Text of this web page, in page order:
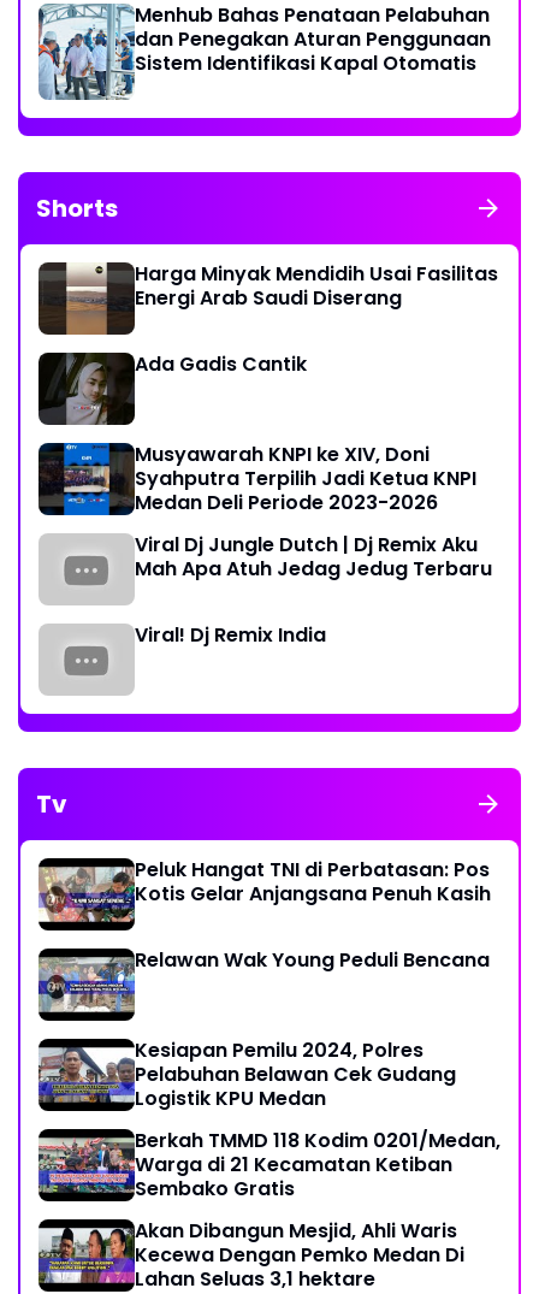
Menhub Bahas Penataan Pelabuhan
dan Penegakan Aturan Penggunaan
Sistem Identifikasi Kapal Otomatis
Shorts
Harga Minyak Mendidih Usai Fasilitas
Energi Arab Saudi Diserang
Ada Gadis Cantik
Musyawarah KNPI ke XIV, Doni
Syahputra Terpilih Jadi Ketua KNPI
Medan Deli Periode 2023-2026
Viral Dj Jungle Dutch | Dj Remix Aku
Mah Apa Atuh Jedag Jedug Terbaru
Viral! Dj Remix India
Tv
Peluk Hangat TNI di Perbatasan: Pos
Kotis Gelar Anjangsana Penuh Kasih
Relawan Wak Young Peduli Bencana
Kesiapan Pemilu 2024, Polres
Pelabuhan Belawan Cek Gudang
Logistik KPU Medan
Berkah TMMD 118 Kodim 0201/Medan,
Warga di 21 Kecamatan Ketiban
Sembako Gratis
Akan Dibangun Mesjid, Ahli Waris
Kecewa Dengan Pemko Medan Di
Lahan Seluas 3,1 hektare